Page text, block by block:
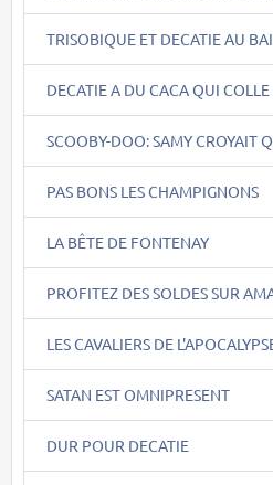
TRISOBIQUE ET DECATIE AU
DECATIE A DU CACA QUI COLLE
SCOOBY-DOO: SAMY CROYAIT
PAS BONS LES CHAMPIGNONS
LA BÊTE DE FONTENAY
PROFITEZ DES SOLDES SUR
LES CAVALIERS DE
SATAN EST OMNIPRESENT
DUR POUR DECATIE